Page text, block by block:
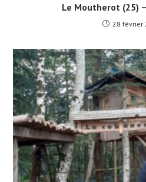
Le Moutherot (25)
28 février